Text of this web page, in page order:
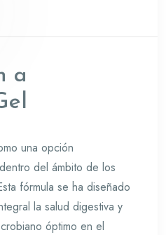
a
una opción
del ámbito de los
fórmula se ha diseñado
la salud digestiva y
óptimo en el